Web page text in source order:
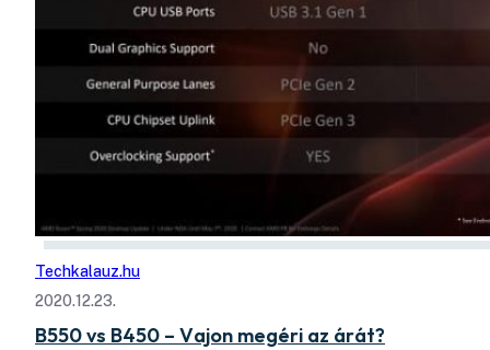
Techkalauz.hu
2020.12.23.
B550 vs B450 – Vajon megéri az árát?